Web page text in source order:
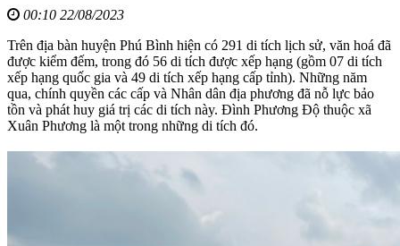
00:10 22/08/2023
Trên địa bàn huyện Phú Bình hiện có 291 di tích lịch sử, văn hoá đã
được kiểm đếm, trong đó 56 di tích được xếp hạng (gồm 07 di tích
xếp hạng quốc gia và 49 di tích xếp hạng cấp tỉnh). Những năm
qua, chính quyền các cấp và Nhân dân địa phương đã nỗ lực bảo
tồn và phát huy giá trị các di tích này. Đình Phương Độ thuộc xã
Xuân Phương là một trong những di tích đó.